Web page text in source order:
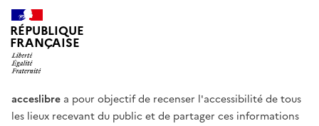
RÉPUBLIQUE
FRANÇAISE
acceslibre a pour objectif de recenser l'accessibilité de tous
les lieux recevant du public et de partager ces informations